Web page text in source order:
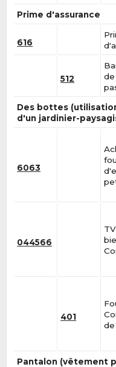
Prime d'assurance
616
512
Des bottes
d'un jardinier-
6063
044566
401
Pantalon (vêtement